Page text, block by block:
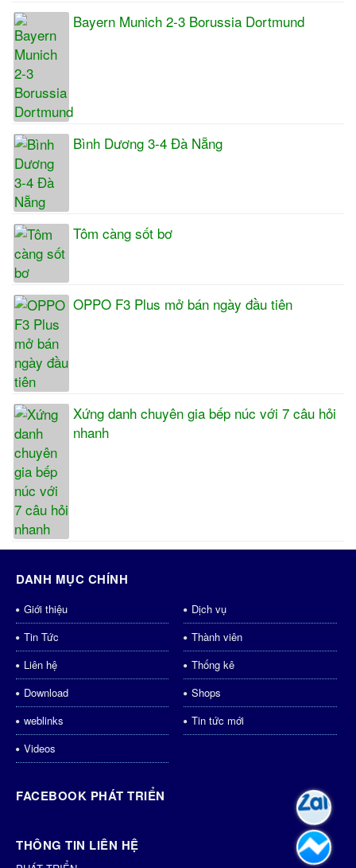
Bayern Munich 2-3 Borussia Dortmund
Bình Dương 3-4 Đà Nẵng
Tôm càng sốt bơ
OPPO F3 Plus mở bán ngày đầu tiên
Xứng danh chuyên gia bếp núc với 7 câu hỏi
nhanh
DANH MỤC CHÍNH
Giới thiệu
Dịch vụ
Tin Tức
Thành viên
Liên hệ
Thống kê
Download
Shops
weblinks
Tin tức mới
Videos
FACEBOOK PHÁT TRIỂN
THÔNG TIN LIÊN HỆ